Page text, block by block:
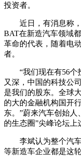
投资者。
近日，有消息称
BAT在新造汽车领域
革命的代表，随着电
者。
“我们现在有56
又深，中国的科技公
是我们的股东。全球
的大的金融机构国开
东。”蔚来汽车创始人
的生态圈”尖峰论坛上
李斌认为整个汽
等新造车企业都是这